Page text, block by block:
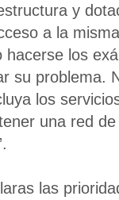
y
a la
los
su problema.
los
una red
las